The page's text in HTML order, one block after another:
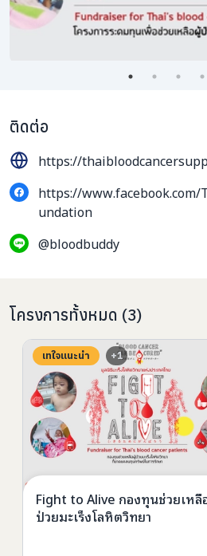
ติดต่อ
https://
https://www.facebook.com/
undation
@bloodbuddy
โครงการทั้งหมด (3)
เทใจแนะนำ +1
Fight to Alive กองทุนช่วยเหลื
ป่วยมะเร็งโลหิตวิทยา